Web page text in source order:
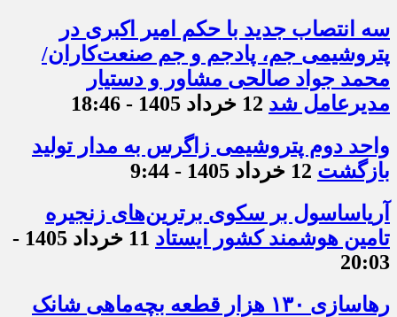
سه انتصاب جدید با حکم امیر اکبری در
پتروشیمی جم، پادجم و جم صنعت‌کاران/
محمد جواد صالحی مشاور و دستیار
مدیرعامل شد 12 خرداد 1405 - 18:46
واحد دوم پتروشیمی زاگرس به مدار تولید
بازگشت 12 خرداد 1405 - 9:44
آریاساسول بر سکوی برترین‌های زنجیره
تامین هوشمند کشور ایستاد
11 خرداد 1405 -
20:03
رهاسازی ۱۳۰ هزار قطعه بچه‌ماهی شانک